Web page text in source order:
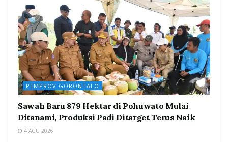
PEMPROV GORONTALO
Sawah Baru 879 Hektar di Pohuwato Mulai
Ditanami, Produksi Padi Ditarget Terus Naik
4 AGU 2026